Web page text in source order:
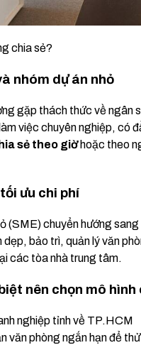
chia sẻ?
nhóm dự án nhỏ
gặp thách thức về ngân
việc chuyên nghiệp,
sẻ theo giờhoặc theo
ưu chi phí
(SME) chuyển hướng sang
dẹp, bảo trì, quản lý văn
các tòa nhà trung tâm.
nên chọn mô hình
nghiệp tỉnh về TP.HCM
văn phòng ngắn hạn để